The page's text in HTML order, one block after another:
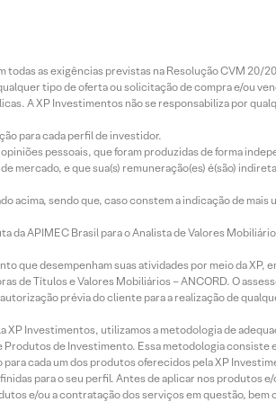
todas as exigências previstas na Resolução CVM 20/
tipo de oferta ou solicitação de compra e/ou
A XP Investimentos não se responsabiliza por
para cada perfil de investidor.
pessoais, que foram produzidas de forma
mercado, e que sua(s) remuneração(es) é(são)
sendo que, caso constem a indicação de mais
APIMEC Brasil para o Analista de Valores
que desempenham suas atividades por meio da XP,
de Títulos e Valores Mobiliários – ANCORD. O
prévia do cliente para a realização de
Investimentos, utilizamos a metodologia de
de Investimento. Essa metodologia consiste
cada um dos produtos oferecidos pela XP
para o seu perfil. Antes de aplicar nos produtos
e/ou a contratação dos serviços em questão, bem